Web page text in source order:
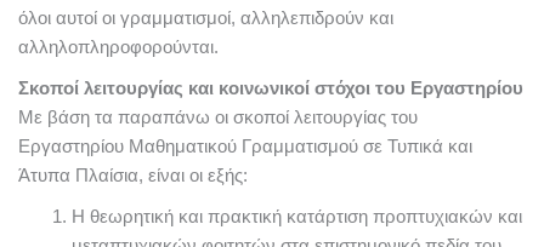
όλοι αυτοί οι γραμματισμοί, αλληλεπιδρούν και
αλληλοπληροφορούνται.
Σκοποί λειτουργίας και κοινωνικοί στόχοι του Εργαστηρίου
Με βάση τα παραπάνω οι σκοποί λειτουργίας του
Εργαστηρίου Μαθηματικού Γραμματισμού σε Τυπικά και
Άτυπα Πλαίσια, είναι οι εξής:
Η θεωρητική και πρακτική κατάρτιση προπτυχιακών και